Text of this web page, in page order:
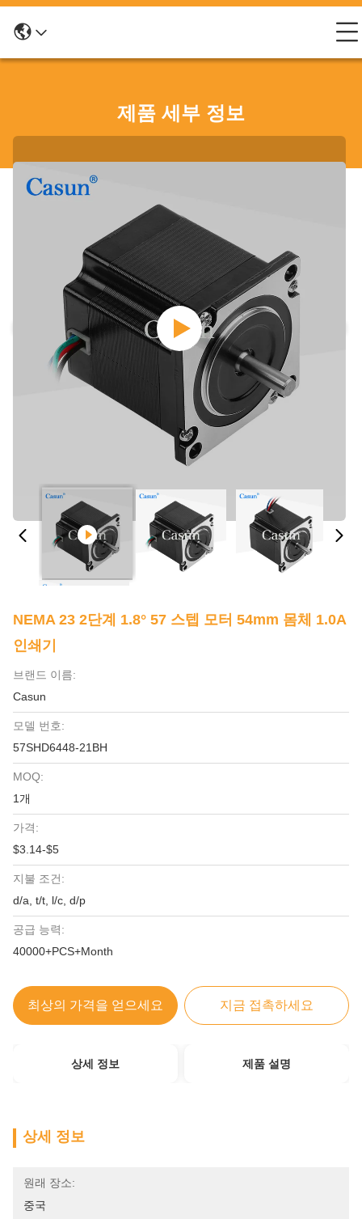
제품 세부 정보
NEMA 23 2단계 1.8° 57 스텝 모터 54mm 몸체 1.0A
인쇄기
브랜드 이름:
Casun
모델 번호:
57SHD6448-21BH
MOQ:
1개
가격:
$3.14-$5
지불 조건:
d/a, t/t, l/c, d/p
공급 능력:
40000+PCS+Month
최상의 가격을 얻으세요 지금 접촉하세요
상세 정보 제품 설명
상세 정보
원래 장소:
중국